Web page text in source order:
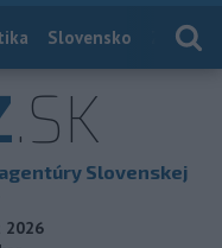
Slovensko
.SK
Slovenskej
2026